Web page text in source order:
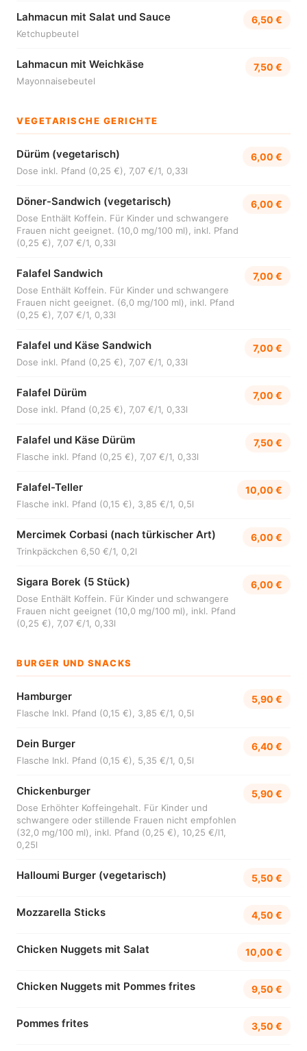
Lahmacun mit Salat und Sauce
Ketchupbeutel
6,50 €
Lahmacun mit Weichkäse
Mayonnaisebeutel
7,50 €
VEGETARISCHE GERICHTE
Dürüm (vegetarisch)
Dose inkl. Pfand (0,25 €), 7,07 €/1, 0,33l
6,00 €
Döner-Sandwich (vegetarisch)
Dose Enthält Koffein. Für Kinder und schwangere
Frauen nicht geeignet. (10,0 mg/100 ml), inkl. Pfand
(0,25 €), 7,07 €/1, 0,33l
6,00 €
Falafel Sandwich
Dose Enthält Koffein. Für Kinder und schwangere
Frauen nicht geeignet. (6,0 mg/100 ml), inkl. Pfand
(0,25 €), 7,07 €/1, 0,33l
7,00 €
Falafel und Käse Sandwich
Dose inkl. Pfand (0,25 €), 7,07 €/1, 0,33l
7,00 €
Falafel Dürüm
Dose inkl. Pfand (0,25 €), 7,07 €/1, 0,33l
7,00 €
Falafel und Käse Dürüm
Flasche inkl. Pfand (0,25 €), 7,07 €/1, 0,33l
7,50 €
Falafel-Teller
Flasche inkl. Pfand (0,15 €), 3,85 €/1, 0,5l
10,00 €
Mercimek Corbasi (nach türkischer Art)
Trinkpäckchen 6,50 €/1, 0,2l
6,00 €
Sigara Borek (5 Stück)
Dose Enthält Koffein. Für Kinder und schwangere
Frauen nicht geeignet (10,0 mg/100 ml), inkl. Pfand
(0,25 €), 7,07 €/1, 0,33l
6,00 €
BURGER UND SNACKS
Hamburger
Flasche Inkl. Pfand (0,15 €), 3,85 €/1, 0,5l
5,90 €
Dein Burger
Flasche Inkl. Pfand (0,15 €), 5,35 €/1, 0,5l
6,40 €
Chickenburger
Dose Erhöhter Koffeingehalt. Für Kinder und
schwangere oder stillende Frauen nicht empfohlen
(32,0 mg/100 ml), inkl. Pfand (0,25 €), 10,25 €/l1,
0,25l
5,90 €
Halloumi Burger (vegetarisch) 5,50 €
Mozzarella Sticks 4,50 €
Chicken Nuggets mit Salat 10,00 €
Chicken Nuggets mit Pommes frites 9,50 €
Pommes frites 3,50 €